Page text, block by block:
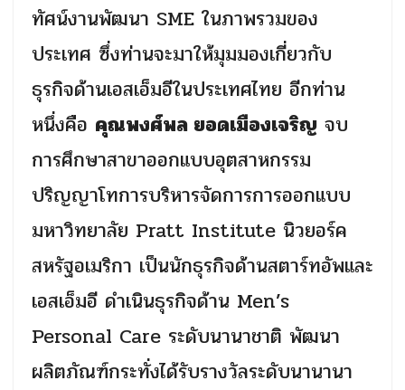
ทัศน์งานพัฒนา SME ในภาพรวมของ
ประเทศ ซึ่งท่านจะมาให้มุมมองเกี่ยวกับ
ธุรกิจด้านเอสเอ็มอีในประเทศไทย อีกท่าน
หนึ่งคือ คุณพงศ์พล ยอดเมืองเจริญ จบ
การศึกษาสาขาออกแบบอุตสาหกรรม
ปริญญาโทการบริหารจัดการการออกแบบ
มหาวิทยาลัย Pratt Institute นิวยอร์ค
สหรัฐอเมริกา เป็นนักธุรกิจด้านสตาร์ทอัพและ
เอสเอ็มอี ดำเนินธุรกิจด้าน Men’s
Personal Care ระดับนานาชาติ พัฒนา
ผลิตภัณฑ์กระทั่งได้รับรางวัลระดับนานานา